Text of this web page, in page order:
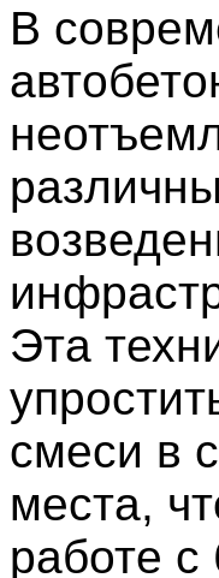
В
Эта
смеси в
места,
работе